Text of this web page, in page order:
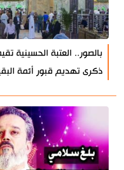
بالصور.. العتبة الحسينية
ذكرى تهديم قبور أئمة